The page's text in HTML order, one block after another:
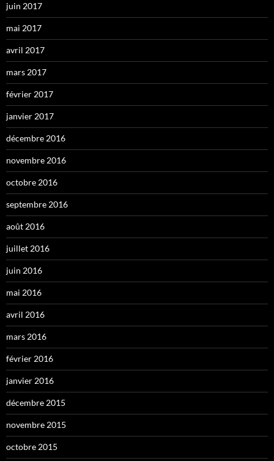
juin 2017
mai 2017
avril 2017
mars 2017
février 2017
janvier 2017
décembre 2016
novembre 2016
octobre 2016
septembre 2016
août 2016
juillet 2016
juin 2016
mai 2016
avril 2016
mars 2016
février 2016
janvier 2016
décembre 2015
novembre 2015
octobre 2015